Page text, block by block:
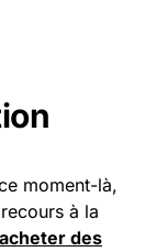
moment-là,
à la
acheter des